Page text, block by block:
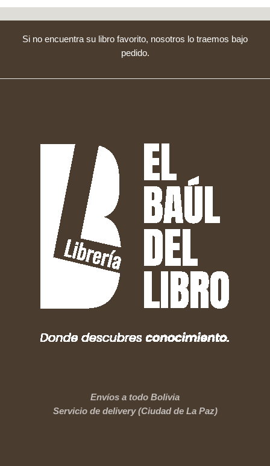
Si no encuentra su libro favorito, nosotros lo traemos bajo
pedido.
Envíos a todo Bolivia
Servicio de delivery (Ciudad de La Paz)